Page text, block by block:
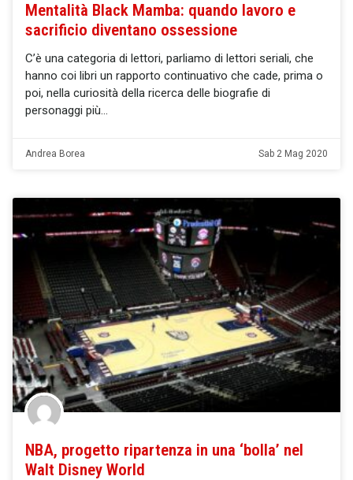
Mentalità Black Mamba: quando lavoro e
sacrificio diventano ossessione
C’è una categoria di lettori, parliamo di lettori seriali, che
hanno coi libri un rapporto continuativo che cade, prima o
poi, nella curiosità della ricerca delle biografie di
personaggi più
Andrea Borea Sab 2 Mag 2020
NBA, progetto ripartenza in una ‘bolla’ nel
Walt Disney World